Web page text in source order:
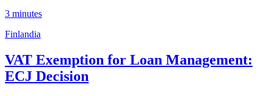
3 minutes
Finlandia
VAT Exemption for Loan Management:
ECJ Decision